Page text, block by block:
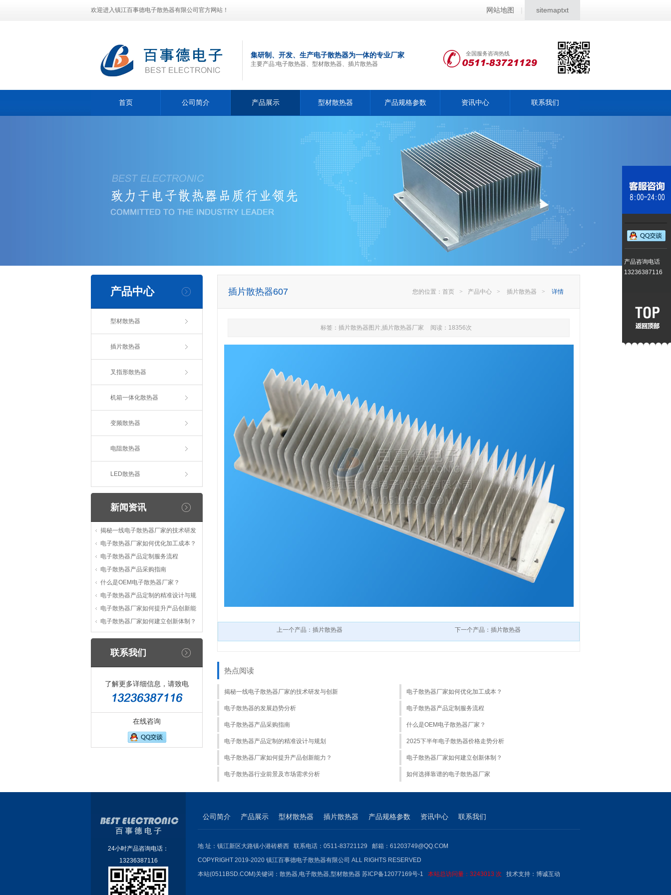
欢迎进入镇江百事德电子散热器有限公司官方网站！ 网站地图 | sitemaptxt
集研制、开发、生产电子散热器为一体的专业厂家
主要产品:电子散热器、型材散热器、插片散热器
全国服务咨询热线
首页 公司简介 产品展示 型材散热器 产品规格参数 资讯中心 联系我们
产品中心
型材散热器
插片散热器
叉指形散热器
机箱一体化散热器
变频散热器
电阻散热器
LED散热器
新闻资讯
揭秘一线电子散热器厂家的技术研发
电子散热器厂家如何优化加工成本？
电子散热器产品定制服务流程
电子散热器产品采购指南
什么是OEM电子散热器厂家？
电子散热器产品定制的精准设计与规
电子散热器厂家如何提升产品创新能
电子散热器厂家如何建立创新体制？
联系我们
了解更多详细信息，请致电
在线咨询
插片散热器607 您的位置： 首页 > 产品中心 > 插片散热器 > 详情
标签：插片散热器图片,插片散热器厂家 阅读：18356次
上一个产品：插片散热器 下一个产品：插片散热器
热点阅读
揭秘一线电子散热器厂家的技术研发与创新 电子散热器厂家如何优化加工成本？
电子散热器的发展趋势分析 电子散热器产品定制服务流程
电子散热器产品采购指南 什么是OEM电子散热器厂家？
电子散热器产品定制的精准设计与规划 2025下半年电子散热器价格走势分析
电子散热器厂家如何提升产品创新能力？ 电子散热器厂家如何建立创新体制？
电子散热器行业前景及市场需求分析 如何选择靠谱的电子散热器厂家
24小时产品咨询电话：
13236387116
公司简介 产品展示 型材散热器 插片散热器 产品规格参数 资讯中心 联系我们
地 址：镇江新区大路镇小港砖桥西 联系电话：0511-83721129 邮箱：61203749@QQ.COM
COPYRIGHT 2019-2020 镇江百事德电子散热器有限公司 ALL RIGHTS RESERVED
本站(0511BSD.COM)关键词： 散热器,电子散热器,型材散热器 苏ICP备12077169号-1 本站总访问量：3243013 次 技术支持： 博诚互动
产品咨询电话
13236387116